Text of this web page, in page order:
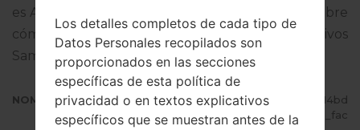
es Android Jelly Bean 4.1.2. Tutorial completo sobre
cómo actualizar el firmware oficial en dispositivos
Samsung aquí
NOMBRE DE ARCHIVO
SGH-I547C_1_20151022134727_14bd
kkbpmn_fac
Los detalles completos de cada tipo de
Datos Personales recopilados son
proporcionados en las secciones
específicas de esta política de
privacidad o en textos explicativos
específicos que se muestran antes de la